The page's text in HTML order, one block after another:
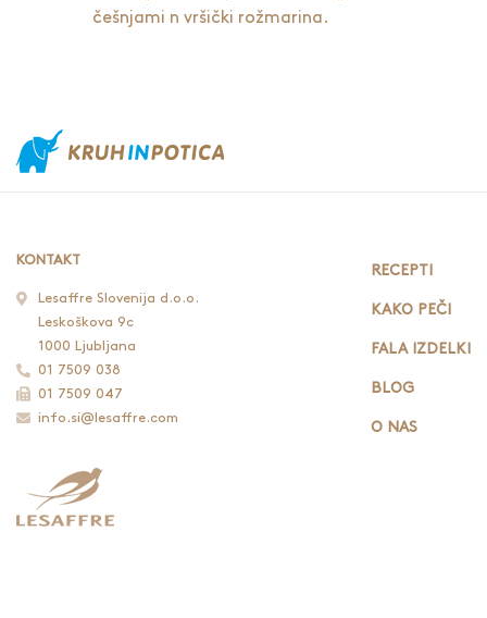
češnjami n vršički rožmarina.
KONTAKT
Lesaffre Slovenija d.o.o.
Leskoškova 9c
1000 Ljubljana
01 7509 038
01 7509 047
info.si@lesaffre.com
RECEPTI
KAKO PEČI
FALA IZDELKI
BLOG
O NAS